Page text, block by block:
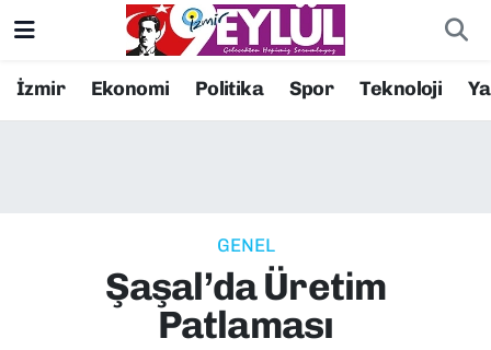
İzmir Ekonomi Politika Spor Teknoloji
GENEL
Şaşal’da Üretim
Patlaması
Resmi İlanlar
EKONOMİ
Konak Nöbetçi Eczaneler
Süper Lig Puan Durumu ve Fikstür
Tüm Manşetler